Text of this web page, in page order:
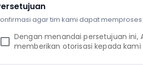
agar tim kami dapat
Dengan menandai persetujuan ini,
memberikan otorisasi kepada